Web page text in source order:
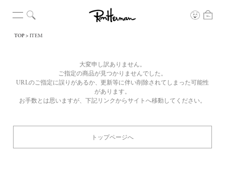
TOP ITEM
大変申し訳ありません。
ご指定の商品が見つかりませんでした。
URLのご指定に誤りがあるか、更新等に伴い削除されてしまった可能性
があります。
お手数とは思いますが、下記リンクからサイトへ移動してください。
トップページへ